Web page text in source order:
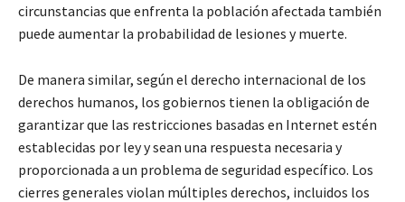
circunstancias que enfrenta la población afectada también
puede aumentar la probabilidad de lesiones y muerte.
De manera similar, según el derecho internacional de los
derechos humanos, los gobiernos tienen la obligación de
garantizar que las restricciones basadas en Internet estén
establecidas por ley y sean una respuesta necesaria y
proporcionada a un problema de seguridad específico. Los
cierres generales violan múltiples derechos, incluidos los